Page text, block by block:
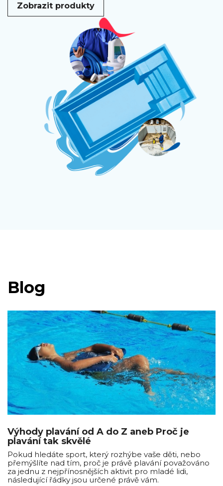
Zobrazit produkty
Blog
Výhody plavání od A do Z aneb Proč je
plavání tak skvělé
Pokud hledáte sport, který rozhýbe vaše děti, nebo
přemýšlíte nad tím, proč je právě plavání považováno
za jednu z nejpřínosnějších aktivit pro mladé lidi,
následující řádky jsou určené právě vám.